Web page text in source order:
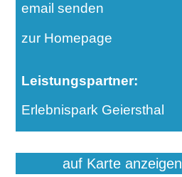
email senden
zur Homepage
Leistungspartner:
Erlebnispark Geiersthal
auf Karte anzeigen